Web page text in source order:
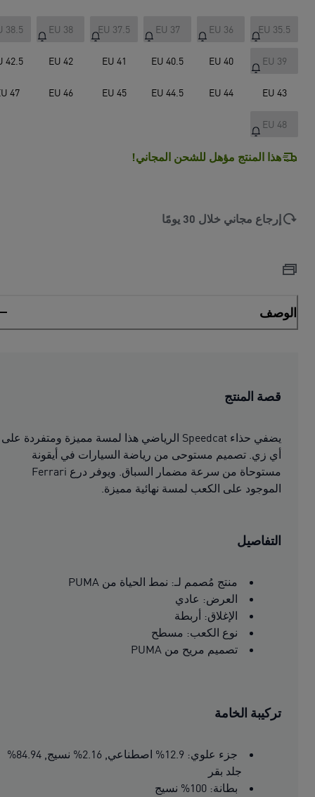
EU 35.5
EU 36
EU 37
EU 37.5
EU 38
38.5
EU 39
EU 40
EU 40.5
EU 41
EU 42
42.5
EU 43
EU 44
EU 44.5
EU 45
EU 46
47
EU 48
هذا المنتج مؤهل للشحن المجاني!
إرجاع مجاني خلال 30 يومًا
الوصف
قصة المنتج
يضفي حذاء Speedcat الرياضي هذا لمسة مميزة ومتفردة على
أي زي. تصميم مستوحى من رياضة السيارات في أيقونة
مستوحاة من سرعة مضمار السباق. ويوفر درع Ferrari
الموجود على الكعب لمسة نهائية مميزة.
التفاصيل
منتج مُصمم لـ: نمط الحياة من PUMA
العرض: عادي
الإغلاق: أربطة
نوع الكعب: مسطح
تصميم مريح من PUMA
تركيبة الخامة
جزء علوي: 12.9% اصطناعي, 2.16% نسيج, 84.94%
جلد بقر
بطانة: 100% نسيج